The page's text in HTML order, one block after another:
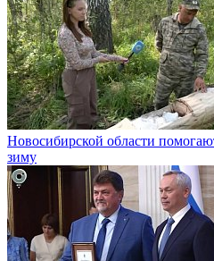
Новосибирской области
зиму